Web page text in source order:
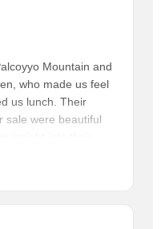
Mountain and
who made us feel
us lunch. Their
sale were beautiful
them weaving, but
to our guide Carlos